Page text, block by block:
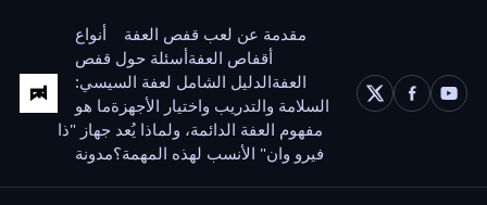
مقدمة عن لعب قفص العفة
أنواع
أقفاص العفةأسئلة حول قفص
العفةالدليل الشامل لعفة السيسي:
السلامة والتدريب واختيار الأجهزةما هو
مفهوم العفة الدائمة، ولماذا يُعد جهاز "ذا
فيرو وان" الأنسب لهذه المهمة؟مدونة